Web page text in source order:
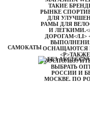
САМОКАТЫ